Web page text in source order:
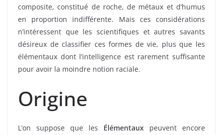
composite, constitué de roche, de métaux et d’humus
en proportion indifférente. Mais ces considérations
n’intéressent que les scientifiques et autres savants
désireux de classifier ces formes de vie, plus que les
élémentaux dont l’intelligence est rarement suffisante
pour avoir la moindre notion raciale.
Origine
L’on suppose que les Élémentaux peuvent encore